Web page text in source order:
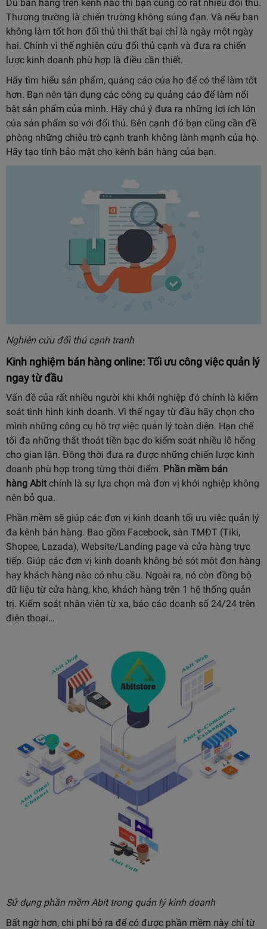
Dù bán hàng trên kênh nào thì bạn cũng có rất nhiều đối thủ.
Thương trường là chiến trường không súng đạn. Và nếu bạn
không làm tốt hơn đối thủ thì thất bại chỉ là ngày một ngày
hai. Chính vì thế nghiên cứu đối thủ cạnh và đưa ra chiến
lược kinh doanh phù hợp là điều cần thiết.
Hãy tìm hiểu sản phẩm, quảng cáo của họ để có thể làm tốt
hơn. Bạn nên tận dụng các công cụ quảng cáo để làm nổi
bật sản phẩm của mình. Hãy chú ý đưa ra những lợi ích lớn
của sản phẩm so với đối thủ. Bên cạnh đó bạn cũng cần đề
phòng những chiêu trò cạnh tranh không lành mạnh của họ.
Hãy tạo tính bảo mật cho kênh bán hàng của bạn.
Nghiên cứu đối thủ cạnh tranh
Kinh nghiệm bán hàng online: Tối ưu công việc quản lý
ngay từ đầu
Vấn đề của rất nhiều người khi khởi nghiệp đó chính là kiểm
soát tình hình kinh doanh. Vì thế ngay từ đầu hãy chọn cho
mình những công cụ hỗ trợ việc quản lý toàn diện. Hạn chế
tối đa những thất thoát tiền bạc do kiểm soát nhiều lỗ hổng
cho gian lận. Đồng thời đưa ra được những chiến lược kinh
doanh phù hợp trong từng thời điểm. Phần mềm bán
hàng Abitchính là sự lựa chọn mà đơn vị khởi nghiệp không
nên bỏ qua.
Phần mềm sẽ giúp các đơn vị kinh doanh tối ưu việc quản lý
đa kênh bán hàng. Bao gồm Facebook, sàn TMĐT (Tiki,
Shopee, Lazada), Website/Landing page và cửa hàng trực
tiếp. Giúp các đơn vị kinh doanh không bỏ sót một đơn hàng
hay khách hàng nào có nhu cầu. Ngoài ra, nó còn đồng bộ
dữ liệu từ cửa hàng, kho, khách hàng trên 1 hệ thống quản
trị. Kiểm soát nhân viên từ xa, báo cáo doanh số 24/24 trên
điện thoại…
Sử dụng phần mềm Abit trong quản lý kinh doanh
Bất ngờ hơn, chi phí bỏ ra để có được phần mềm này chỉ từ